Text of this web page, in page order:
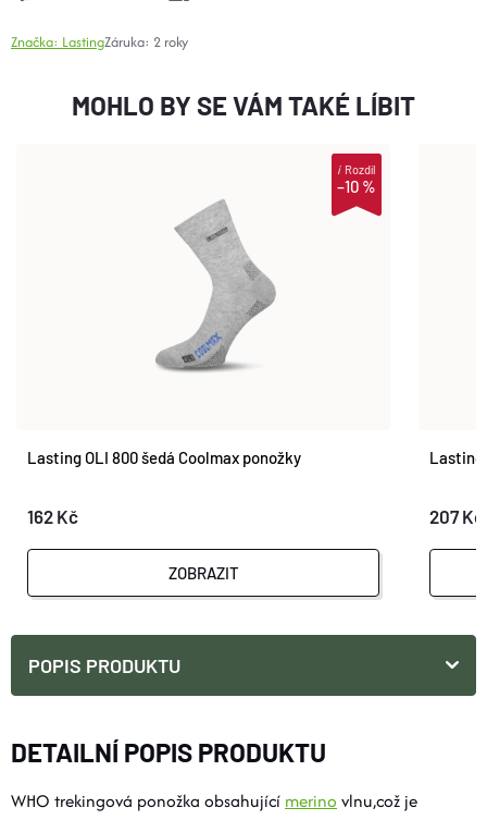
Značka: LastingZáruka: 2 roky
MOHLO BY SE VÁM TAKÉ LÍBIT
–10 %
iRozdíl
Lasting OLI 800 šedá Coolmax ponožky
162 Kč
ZOBRAZIT
Lasting
207 Kč
POPIS PRODUKTU
DETAILNÍ POPIS PRODUKTU
WHO trekingová ponožka obsahující merino vlnu,což je